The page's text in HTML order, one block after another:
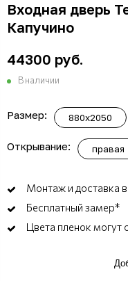
Входная дверь
Капучино
44300 руб.
В наличии
Размер: 880x2050
Открывание: правая
Монтаж и доставка в
Бесплатный замер*
Цвета пленок могут